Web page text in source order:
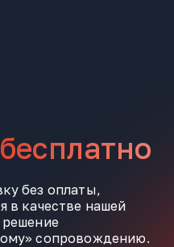
бесплатно
без оплаты,
в качестве нашей
сопровождению.